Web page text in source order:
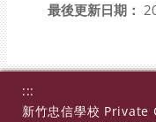
最後更新日期：
:::
新竹忠信學校